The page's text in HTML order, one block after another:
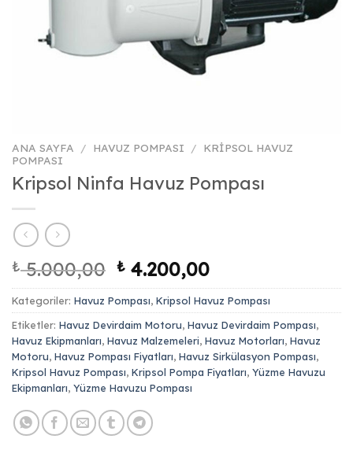
ANA SAYFA / HAVUZ POMPASI / KRIPSOL HAVUZ
POMPASI
Kripsol Ninfa Havuz Pompası
₺5.000,00 Orijinal
fiyat:
₺ 5.000,00.
₺ 4.200,00Şu
andaki
fiyat:
₺ 4.200,00.
Kategoriler: Havuz Pompası, Kripsol Havuz Pompası
Etiketler: Havuz Devirdaim Motoru, Havuz Devirdaim Pompası,
Havuz Ekipmanları, Havuz Malzemeleri, Havuz Motorları, Havuz
Motoru, Havuz Pompası Fiyatları, Havuz Sirkülasyon Pompası,
Kripsol Havuz Pompası, Kripsol Pompa Fiyatları, Yüzme Havuzu
Ekipmanları, Yüzme Havuzu Pompası